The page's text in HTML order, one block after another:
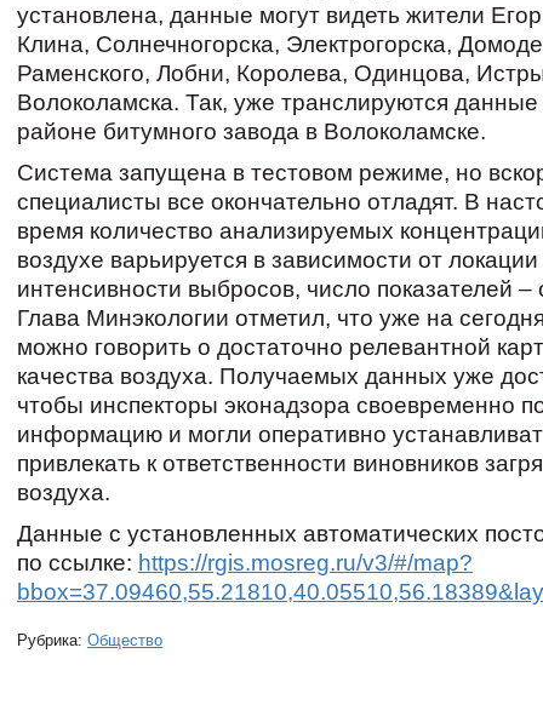
установлена, данные могут видеть жители
Клина, Солнечногорска, Электрогорска,
Раменского, Лобни, Королева, Одинцова,
Волоколамска. Так, уже транслируются данные
районе битумного завода в Волоколамске.
Система запущена в тестовом режиме, но
специалисты все окончательно отладят. В
время количество анализируемых
воздухе варьируется в зависимости от
интенсивности выбросов, число показателей –
Глава Минэкологии отметил, что уже на
можно говорить о достаточно релевантной
качества воздуха. Получаемых данных уже
чтобы инспекторы эконадзора своевременно
информацию и могли оперативно
привлекать к ответственности виновников
воздуха.
Данные с установленных автоматических
по ссылке: https://rgis.mosreg.ru/v3/#/map?
Рубрика: Общество